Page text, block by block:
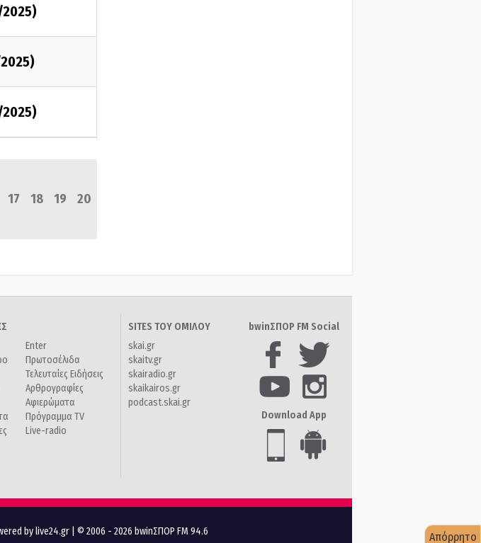
17 18 19
20
Enter
Πρωτοσέλιδα
Τελευταίες Ειδήσεις
Αρθρογραφίες
Αφιερώματα
Πρόγραμμα TV
Live-radio
SITES ΤΟΥ ΟΜΙΛΟΥ
skai.gr
skaitv.gr
skairadio.gr
skaikairos.gr
podcast.skai.gr
bwinΣΠΟΡ FM Social
Download App
by live24.gr | © 2006 - 2026 bwinΣΠΟΡ FM 94.6 Απόρρητο